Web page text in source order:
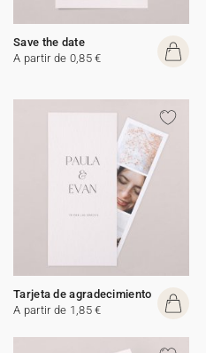
Save the date
A partir de 0,85 €
Tarjeta de agradecimiento
A partir de 1,85 €